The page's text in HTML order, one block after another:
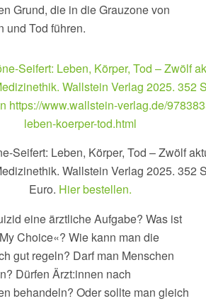
Grund, die in die Grauzone von
und Tod führen.
Seifert: Leben, Körper, Tod – Zwölf
Wallstein Verlag 2025. 352
Euro. Hier bestellen.
eine ärztliche Aufgabe? Was ist
Choice«? Wie kann man die
gut regeln? Darf man Menschen
Dürfen Ärzt:innen nach
behandeln? Oder sollte man gleich